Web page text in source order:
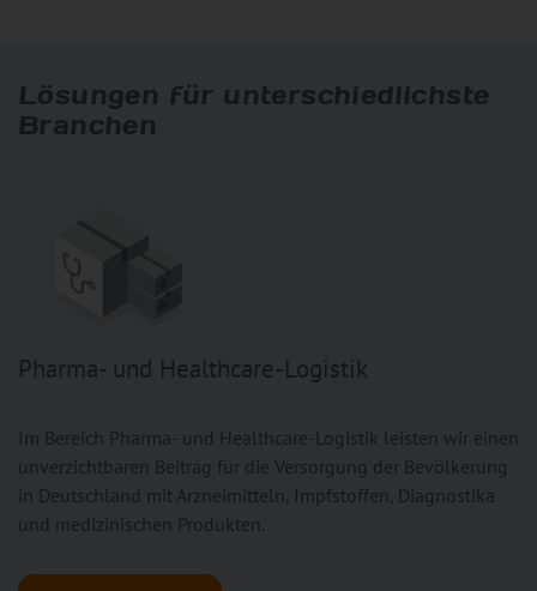
Lösungen für unterschiedlichste
Branchen
Pharma- und Healthcare-Logistik
Im Bereich Pharma- und Healthcare-Logistik leisten wir einen
unverzichtbaren Beitrag für die Versorgung der Bevölkerung
in Deutschland mit Arzneimitteln, Impfstoffen, Diagnostika
und medizinischen Produkten.